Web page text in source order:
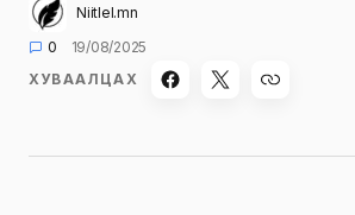
Niitlel.mn
0
19/08/2025
ХУВААЛЦАХ